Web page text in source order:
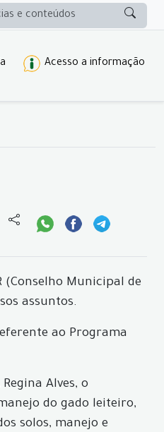
Acesso a informação
Municipal de
assuntos.
ao Programa
Alves, o
do gado leiteiro,
solos, manejo e